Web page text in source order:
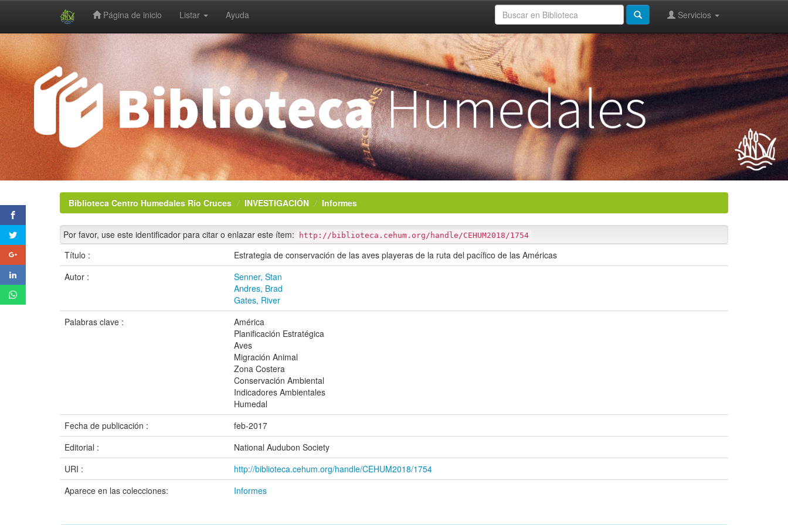
Página de inicio Listar Ayuda Servicios
Biblioteca Centro Humedales Río Cruces INVESTIGACIÓN Informes
Por favor, use este identificador para citar o enlazar este ítem: http://biblioteca.cehum.org/handle/CEHUM2018/1754
Título :
Estrategia de conservación de las aves playeras de la ruta del pacífico de las Américas
Autor :
Senner, Stan
Andres, Brad
Gates, River
Palabras clave :
América
Planificación Estratégica
Aves
Migración Animal
Zona Costera
Conservación Ambiental
Indicadores Ambientales
Humedal
Fecha de publicación :
feb-2017
Editorial :
National Audubon Society
URI :
http://biblioteca.cehum.org/handle/CEHUM2018/1754
Aparece en las colecciones:
Informes